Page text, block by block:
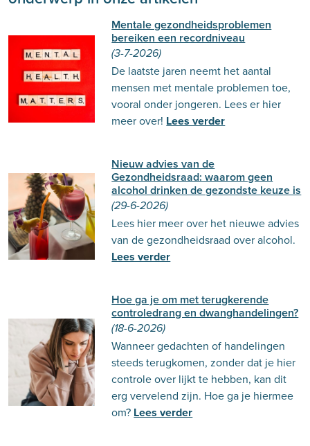
Mentale gezondheidsproblemen
bereiken een recordniveau
(3-7-2026)
De laatste jaren neemt het aantal
mensen met mentale problemen toe,
vooral onder jongeren. Lees er hier
meer over! Lees verder
Nieuw advies van de
Gezondheidsraad: waarom geen
alcohol drinken de gezondste keuze is
(29-6-2026)
Lees hier meer over het nieuwe advies
van de gezondheidsraad over alcohol.
Lees verder
Hoe ga je om met terugkerende
controledrang en dwanghandelingen?
(18-6-2026)
Wanneer gedachten of handelingen
steeds terugkomen, zonder dat je hier
controle over lijkt te hebben, kan dit
erg vervelend zijn. Hoe ga je hiermee
om? Lees verder